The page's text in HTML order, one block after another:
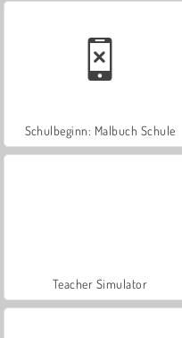
Schulbeginn: Malbuch Schule
Teacher Simulator